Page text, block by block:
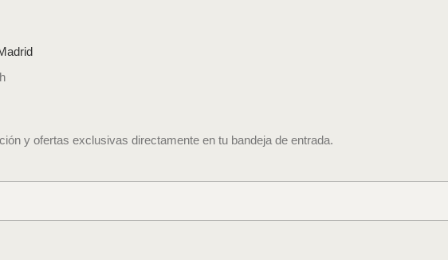
y ofertas exclusivas directamente en tu bandeja de entrada.